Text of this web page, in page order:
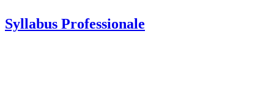
Syllabus Professionale